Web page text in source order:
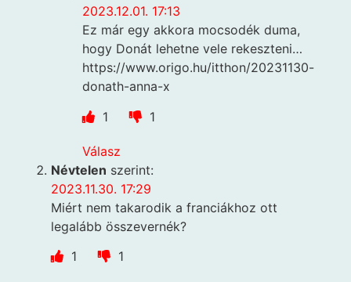
2023.12.01. 17:13
Ez már egy akkora mocsodék duma,
hogy Donát lehetne vele rekeszteni…
https://www.origo.hu/itthon/20231130-
donath-anna-x
1
1
Válasz
Névtelen szerint:
2023.11.30. 17:29
Miért nem takarodik a franciákhoz ott
legalább összevernék?
1
1